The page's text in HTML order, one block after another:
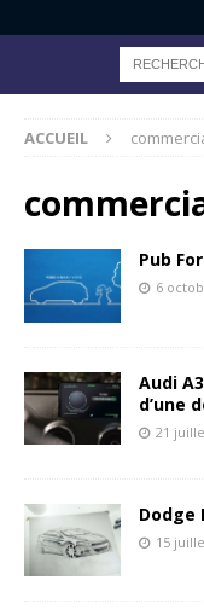
ACCUEIL
Pub
6
Audi
d’une
21
15